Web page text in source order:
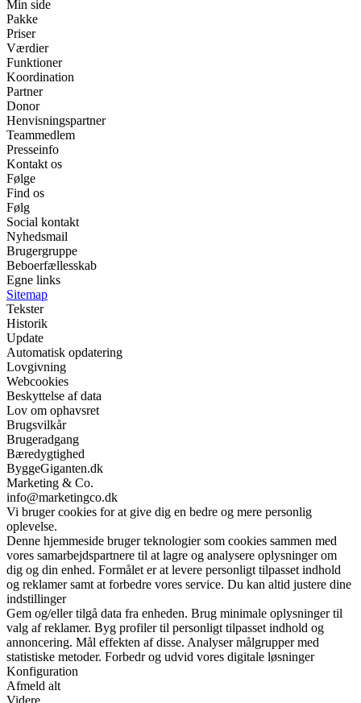
Min side
Pakke
Priser
Værdier
Funktioner
Koordination
Partner
Donor
Henvisningspartner
Teammedlem
Presseinfo
Kontakt os
Følge
Find os
Følg
Social kontakt
Nyhedsmail
Brugergruppe
Beboerfællesskab
Egne links
Sitemap
Tekster
Historik
Update
Automatisk opdatering
Lovgivning
Webcookies
Beskyttelse af data
Lov om ophavsret
Brugsvilkår
Brugeradgang
Bæredygtighed
ByggeGiganten.dk
Marketing & Co.
info@marketingco.dk
Vi bruger cookies for at give dig en bedre og mere personlig
oplevelse.
Denne hjemmeside bruger teknologier som cookies sammen med
vores samarbejdspartnere til at lagre og analysere oplysninger om
dig og din enhed. Formålet er at levere personligt tilpasset indhold
og reklamer samt at forbedre vores service. Du kan altid justere dine
indstillinger
Gem og/eller tilgå data fra enheden. Brug minimale oplysninger til
valg af reklamer. Byg profiler til personligt tilpasset indhold og
annoncering. Mål effekten af disse. Analyser målgrupper med
statistiske metoder. Forbedr og udvid vores digitale løsninger
Konfiguration
Afmeld alt